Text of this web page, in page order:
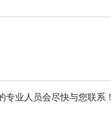
业人员会尽快与您联系！